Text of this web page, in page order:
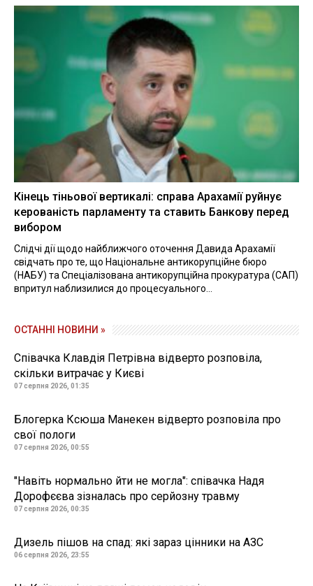
Кінець тіньової вертикалі: справа Арахамії руйнує
керованість парламенту та ставить Банкову перед
вибором
Слідчі дії щодо найближчого оточення Давида Арахамії
свідчать про те, що Національне антикорупційне бюро
(НАБУ) та Спеціалізована антикорупційна прокуратура (САП)
впритул наблизилися до процесуального...
ОСТАННІ НОВИНИ »
Співачка Клавдія Петрівна відверто розповіла,
скільки витрачає у Києві
07 серпня 2026, 01:35
Блогерка Ксюша Манекен відверто розповіла про
свої пологи
07 серпня 2026, 00:55
"Навіть нормально йти не могла": співачка Надя
Дорофєєва зізналась про серйозну травму
07 серпня 2026, 00:35
Дизель пішов на спад: які зараз цінники на АЗС
06 серпня 2026, 23:55